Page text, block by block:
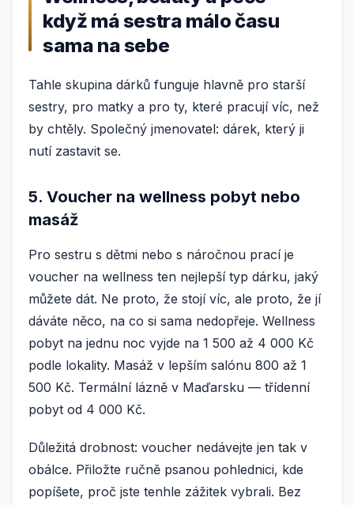
když má sestra málo času
sama na sebe
Tahle skupina dárků funguje hlavně pro starší
sestry, pro matky a pro ty, které pracují víc, než
by chtěly. Společný jmenovatel: dárek, který ji
nutí zastavit se.
5. Voucher na wellness pobyt nebo
masáž
Pro sestru s dětmi nebo s náročnou prací je
voucher na wellness ten nejlepší typ dárku, jaký
můžete dát. Ne proto, že stojí víc, ale proto, že jí
dáváte něco, na co si sama nedopřeje. Wellness
pobyt na jednu noc vyjde na 1 500 až 4 000 Kč
podle lokality. Masáž v lepším salónu 800 až 1
500 Kč. Termální lázně v Maďarsku — třídenní
pobyt od 4 000 Kč.
Důležitá drobnost: voucher nedávejte jen tak v
obálce. Přiložte ručně psanou pohlednici, kde
popíšete, proč jste tenhle zážitek vybrali. Bez